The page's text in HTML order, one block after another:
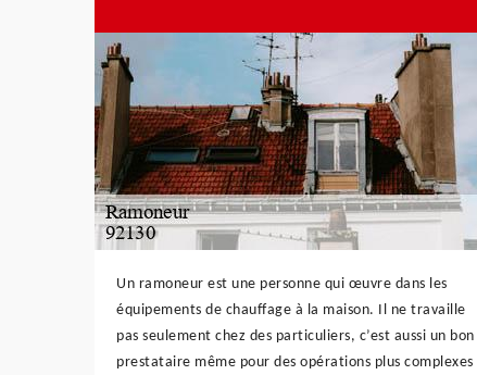
Un ramoneur est une personne qui œuvre dans les
équipements de chauffage à la maison. Il ne travaille
pas seulement chez des particuliers, c’est aussi un bon
prestataire même pour des opérations plus complexes